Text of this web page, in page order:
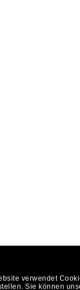
verwendet
Sie können